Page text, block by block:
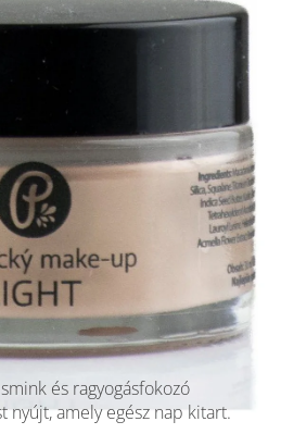
és ragyogásfokozó
nyújt, amely egész nap kitart.